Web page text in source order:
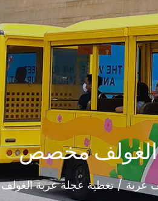
الغولف مخصص
عربة/تغطية عجلة عربة الغولف